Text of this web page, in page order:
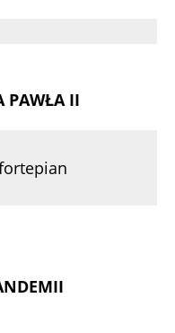
PAWŁA II